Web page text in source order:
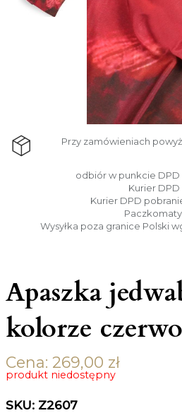
Przy zamówieniach
odbiór w punkcie DPD
Kurier DPD
Kurier DPD pobranie
Paczkomaty
Wysyłka poza granice Polski
Apaszka
kolorze
Cena: 269,00 zł
produkt niedostępny
SKU: Z2607